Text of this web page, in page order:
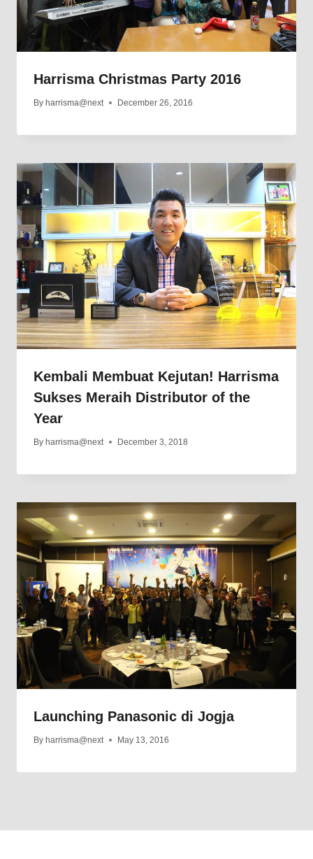
Harrisma Christmas Party 2016
By harrisma@next December 26, 2016
Kembali Membuat Kejutan! Harrisma
Sukses Meraih Distributor of the
Year
By harrisma@next December 3, 2018
Launching Panasonic di Jogja
By harrisma@next May 13, 2016